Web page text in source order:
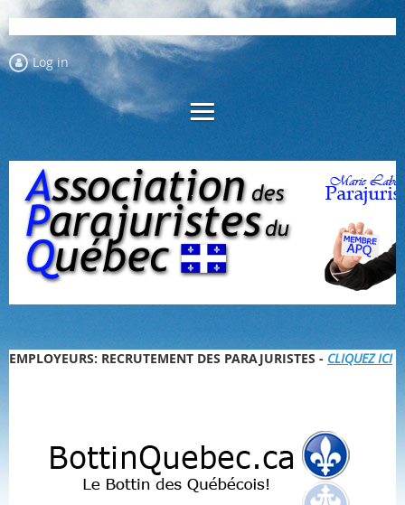
Log in
EMPLOYEURS: RECRUTEMENT DES PARAJURISTES - CLIQUEZ ICI